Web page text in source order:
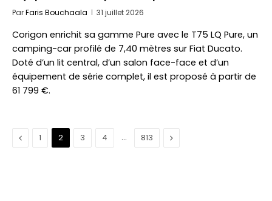
ParFaris Bouchaala 31 juillet 2026
Corigon enrichit sa gamme Pure avec le T75 LQ Pure, un
camping-car profilé de 7,40 mètres sur Fiat Ducato.
Doté d’un lit central, d’un salon face-face et d’un
équipement de série complet, il est proposé à partir de
61 799 €.
Précédent
1 2 3 4 … 813 Suivant